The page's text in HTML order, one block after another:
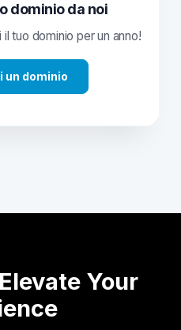
dominio da noi
tuo dominio per un anno!
un dominio
Your